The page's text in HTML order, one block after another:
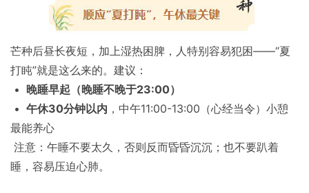
芒种后昼长夜短，加上湿热困脾，人特别容易犯困——“夏
打盹”就是这么来的。建议：
• 晚睡早起（晚睡不晚于23:00）
• 午休30分钟以内 ，中午11:00-13:00（心经当令）小憩
最能养心
注意：午睡不要太久，否则反而昏昏沉沉；也不要趴着
睡，容易压迫心肺。